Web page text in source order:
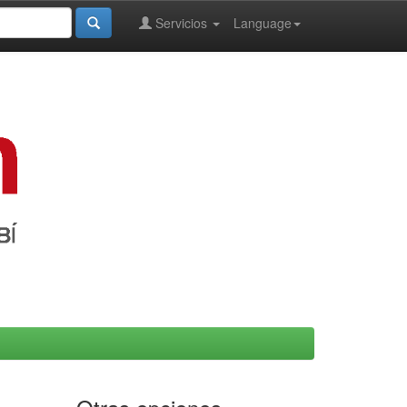
Language
Servicios